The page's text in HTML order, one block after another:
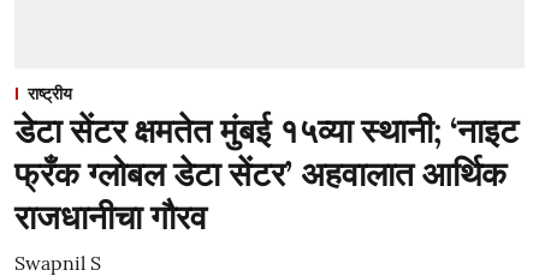
राष्ट्रीय
डेटा सेंटर क्षमतेत मुंबई १५व्या स्थानी; ‘नाइट
फ्रँक ग्लोबल डेटा सेंटर’ अहवालात आर्थिक
राजधानीचा गौरव
Swapnil S